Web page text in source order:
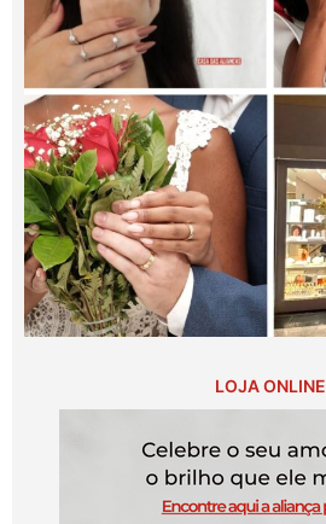
LOJA ONLINE